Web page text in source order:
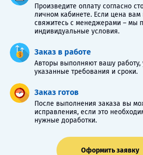
Произведите оплату согласно
личном кабинете. Если цена вам
свяжитесь с менеджерами – мы
индивидуальные условия.
Заказ в работе
Авторы выполняют вашу работу,
указанные требования и сроки.
Заказ готов
После выполнения заказа вы
исправления, если это
нужные доработки.
Оформить заявку